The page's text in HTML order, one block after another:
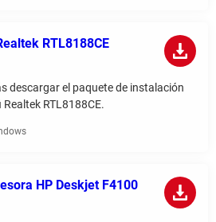
RTL8188CE
descargar el paquete de instalación
RTL8188CE.
HP Deskjet F4100